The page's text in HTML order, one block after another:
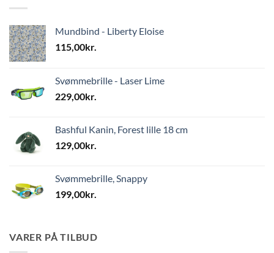
Mundbind - Liberty Eloise
115,00kr.
Svømmebrille - Laser Lime
229,00kr.
Bashful Kanin, Forest lille 18 cm
129,00kr.
Svømmebrille, Snappy
199,00kr.
VARER PÅ TILBUD